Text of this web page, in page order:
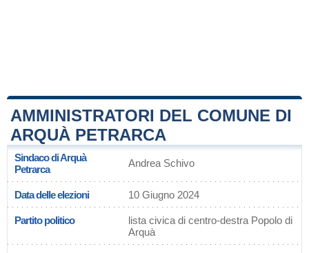
AMMINISTRATORI DEL COMUNE DI
ARQUÀ PETRARCA
Sindaco di Arquà
Petrarca
Andrea Schivo
Data delle elezioni 10 Giugno 2024
Partito politico
lista civica di centro-destra Popolo di
Arquà